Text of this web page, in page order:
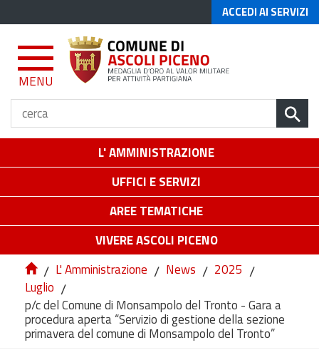
ACCEDI AI SERVIZI
MENU
L' AMMINISTRAZIONE
UFFICI E SERVIZI
AREE TEMATICHE
VIVERE ASCOLI PICENO
/ L' Amministrazione / News / 2025 /
Luglio /
p/c del Comune di Monsampolo del Tronto - Gara a
procedura aperta “Servizio di gestione della sezione
primavera del comune di Monsampolo del Tronto”